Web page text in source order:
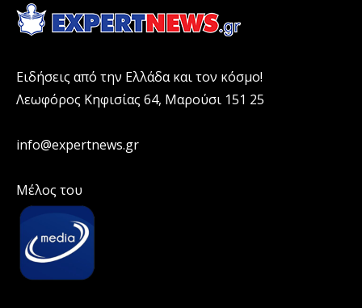
Ειδήσεις από την Ελλάδα και τον κόσμο!
Λεωφόρος Κηφισίας 64, Μαρούσι 151 25
info@expertnews.gr
Μέλος του